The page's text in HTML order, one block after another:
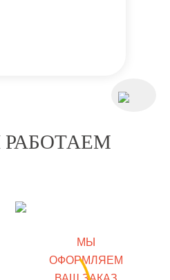
МЫ
ОФОРМЛЯЕМ